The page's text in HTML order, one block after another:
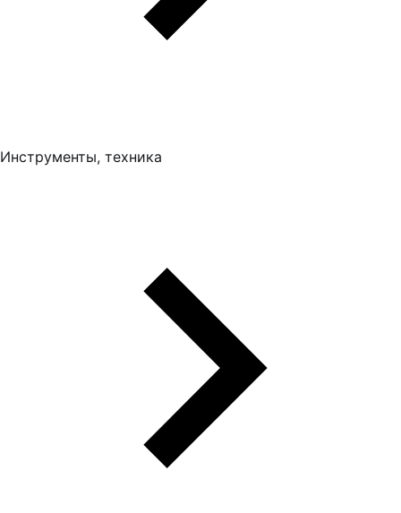
Инструменты, техника